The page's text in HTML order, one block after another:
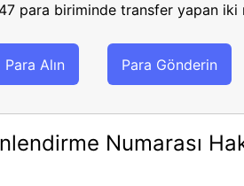
para biriminde transfer yapan iki
Para Alın Para Gönderin
Numarası